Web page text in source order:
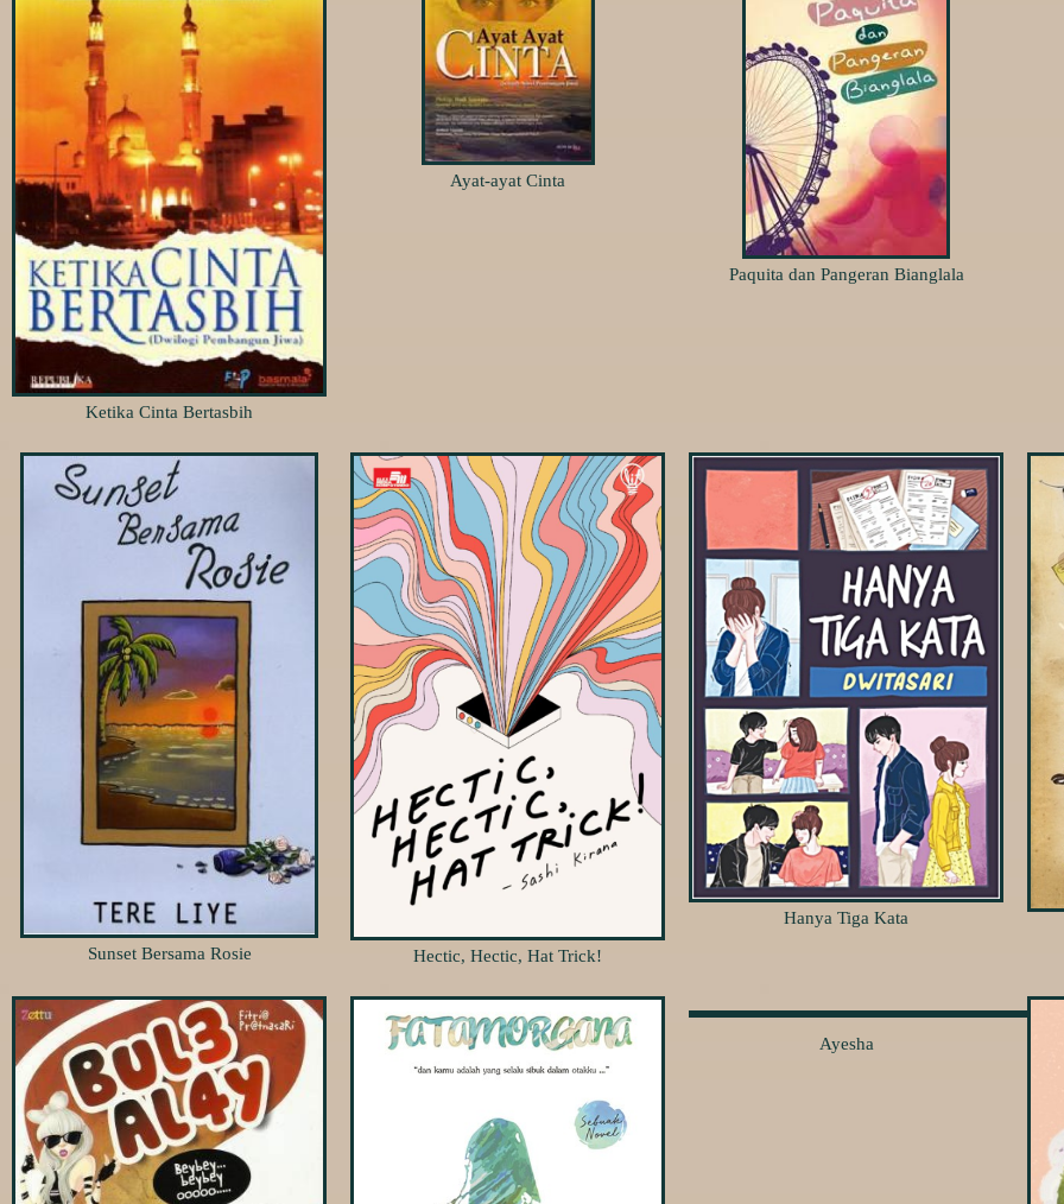
Ketika Cinta Bertasbih
Ayat-ayat Cinta
Paquita dan Pangeran Bianglala
Sunset Bersama Rosie Hectic, Hectic, Hat Trick!
Hanya Tiga Kata
Ayesha